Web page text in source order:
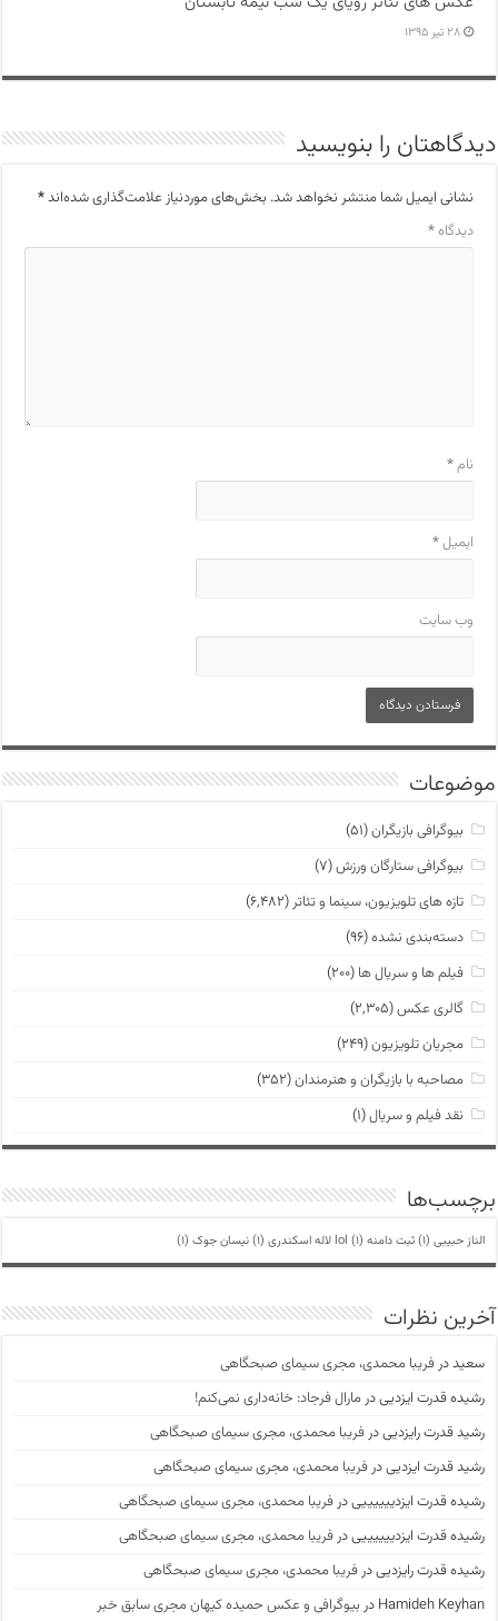
۲۸ تیر ۱۳۹۵
دیدگاهتان را بنویسید
نشانی ایمیل شما منتشر نخواهد شد. بخش‌های موردنیاز علامت‌گذاری شده‌اند*
دیدگاه*
نام*
ایمیل*
وب‌ سایت
موضوعات
بیوگرافی بازیگران(۵۱)
بیوگرافی ستارگان ورزش(۷)
تازه های تلویزیون، سینما و تئاتر(۶,۴۸۲)
دسته‌بندی نشده(۹۶)
فیلم ها و سریال ها (۲۰۰)
گالری عکس(۲,۳۰۵)
مجریان تلویزیون(۲۴۹)
مصاحبه با بازیگران و هنرمندان(۳۵۲)
نقد فیلم و سریال(۱)
برچسب‌ها
الناز حبیبی (1) ثبت دامنه lol (1) لاله اسکندری (1) نیسان جوک (1)
آخرین نظرات
سعیددرفریبا محمدی، مجری سیمای صبحگاهی
رشیده قدرت ایزدییدرمارال فرجاد: خانه‌داری نمی‌کنم!
رشید قدرت رایزدییدرفریبا محمدی، مجری سیمای صبحگاهی
رشید قدرت ایزدییدرفریبا محمدی، مجری سیمای صبحگاهی
رشیده قدرت ایزدیییییییدرفریبا محمدی، مجری سیمای صبحگاهی
رشیده قدرت ایزدیییییییدرفریبا محمدی، مجری سیمای صبحگاهی
رشیده قدرت رایزدییدرفریبا محمدی، مجری سیمای صبحگاهی
Hamideh Keyhan در بیوگرافی و عکس حمیده کیهان مجری سابق خبر